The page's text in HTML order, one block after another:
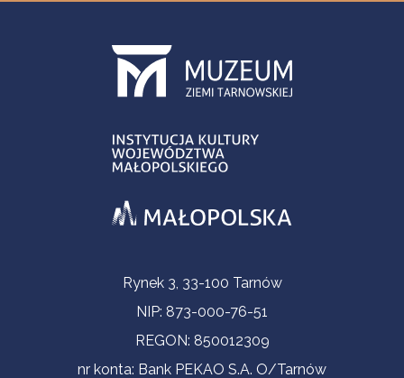
Informacje kontaktoweRynek 3, 33-100 Tarnów
NIP: 873-000-76-51
REGON: 850012309
nr konta: Bank PEKAO S.A. O/Tarnów